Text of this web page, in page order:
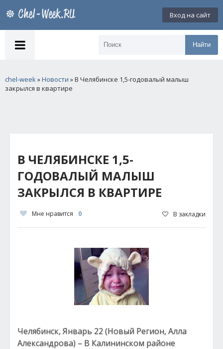
Вход на сайт
Найти
chel-week»Новости » В Челябинске 1,5-годовалый малыш
закрылся в квартире
В ЧЕЛЯБИНСКЕ 1,5-
ГОДОВАЛЫЙ МАЛЫШ
ЗАКРЫЛСЯ В КВАРТИРЕ
Мне нравится 0 В закладки
Челябинск, Январь 22 (Новый Регион, Алла
Александрова) – В Калининском районе